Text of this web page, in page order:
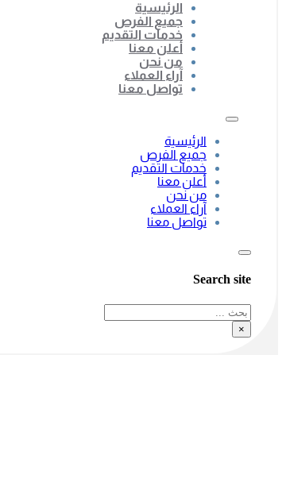
الرئيسية
جميع الفرص
خدمات التقديم
أعلن معنا
من نحن
آراء العملاء
تواصل معنا
الرئيسية
جميع الفرص
خدمات التقديم
أعلن معنا
من نحن
آراء العملاء
تواصل معنا
Search site
بحث
×